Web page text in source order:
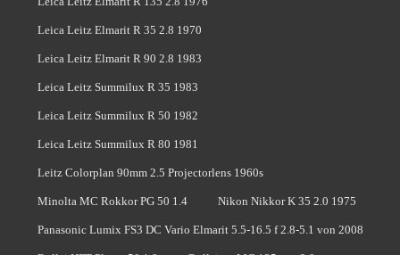
Leica Leitz Elmarit R 35 2.8 1970
Leica Leitz Elmarit R 90 2.8 1983
Leica Leitz Summilux R 35 1983
Leica Leitz Summilux R 50 1982
Leica Leitz Summilux R 80 1981
Leitz Colorplan 90mm 2.5 Projectorlens 1960s
Minolta MC Rokkor PG 50 1.4 Nikon Nikkor K 35 2.0 1975
Panasonic Lumix FS3 DC Vario Elmarit 5.5-16.5 f 2.8-5.1 von 2008